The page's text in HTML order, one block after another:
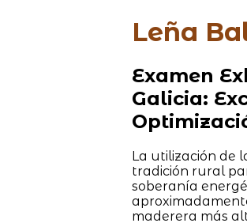
Leña
Examen
Galicia:
La utilización de
tradición rural
soberanía
maderera más